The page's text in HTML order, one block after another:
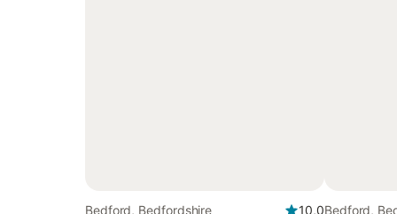
Bedford, Bedfordshire 10,0Bedford,